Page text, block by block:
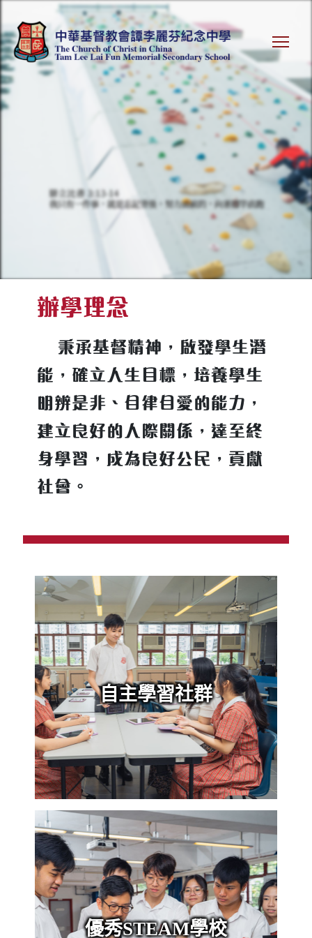
自主學習社群
優秀STEAM學校
辦學理念
秉承基督精神，啟發學生潛
能，確立人生目標，培養學生
明辨是非、自律自愛的能力，
建立良好的人際關係，達至終
身學習，成為良好公民，貢獻
社會。